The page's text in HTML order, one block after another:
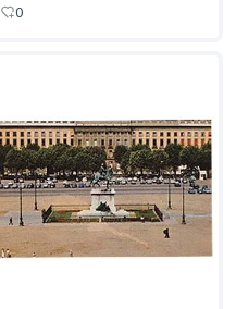
0